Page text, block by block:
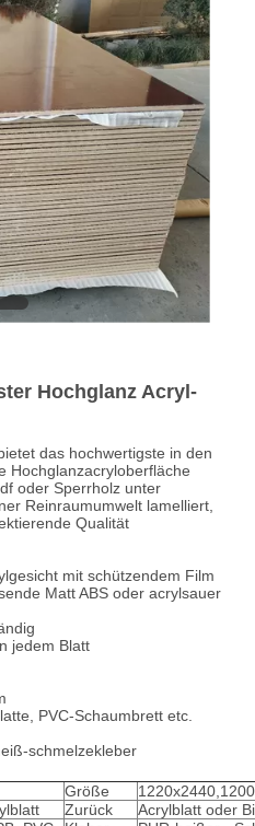
Hochglanz Acryl-
das hochwertigste in den
Hochglanzacryloberfläche
oder Sperrholz unter
Reinraumumwelt lamelliert,
Qualität
mit schützendem Film
Matt ABS oder acrylsauer
jedem Blatt
PVC-Schaumbrett etc.
schmelzekleber
Größe
Zurück
Acrylblatt oder